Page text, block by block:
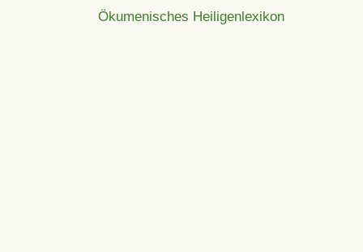
Ökumenisches Heiligenlexikon